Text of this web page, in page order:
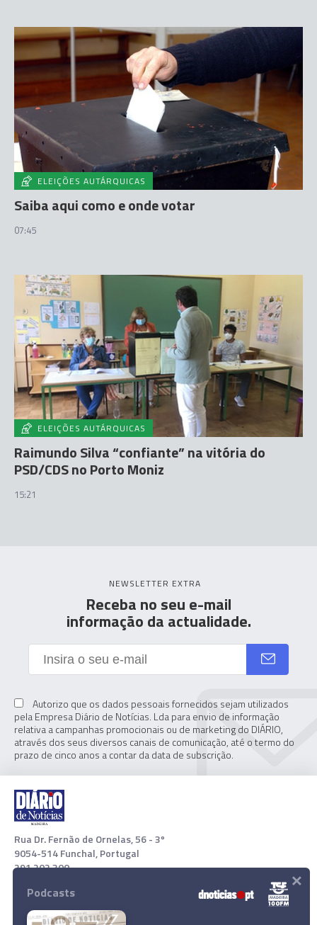
ELEIÇÕES AUTÁRQUICAS
Saiba aqui como e onde votar
07:45
ELEIÇÕES AUTÁRQUICAS
Raimundo Silva “confiante” na vitória do
PSD/CDS no Porto Moniz
15:21
NEWSLETTER EXTRA
Receba no seu e-mail
informação da actualidade.
Autorizo que os dados pessoais fornecidos sejam utilizados
pela Empresa Diário de Notícias. Lda para envio de informação
relativa a campanhas promocionais ou de marketing do DIÁRIO,
através dos seus diversos canais de comunicação, até o termo do
prazo de cinco anos a contar da data de subscrição.
Rua Dr. Fernão de Ornelas, 56 - 3º
9054-514 Funchal, Portugal
291 202 300
Download App
Podcasts ×